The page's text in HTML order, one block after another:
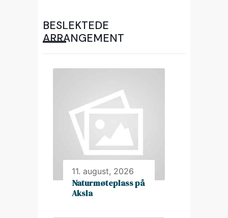
BESLEKTEDE
ARRANGEMENT
11. august, 2026
Naturmøteplass på
Aksla